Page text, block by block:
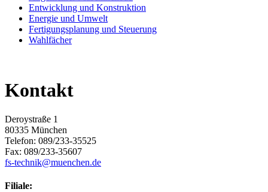
Entwicklung und Konstruktion
Energie und Umwelt
Fertigungsplanung und Steuerung
Wahlfächer
Kontakt
Deroystraße 1
80335 München
Telefon: 089/233-35525
Fax: 089/233-35607
fs-technik@muenchen.de
Filiale: